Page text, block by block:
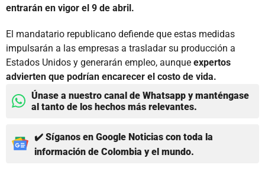
entrarán en vigor el 9 de abril.
El mandatario republicano defiende que estas medidas
impulsarán a las empresas a trasladar su producción a
Estados Unidos y generarán empleo, aunque expertos
advierten que podrían encarecer el costo de vida.
Únase a nuestro canal de Whatsapp y manténgase
al tanto de los hechos más relevantes.
✔️ Síganos en Google Noticias con toda la
información de Colombia y el mundo.